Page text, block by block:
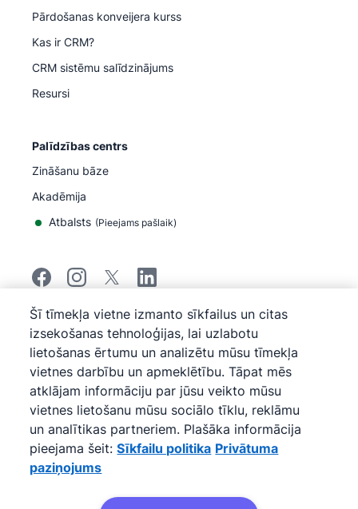
Pārdošanas konveijera kurss
Kas ir CRM?
CRM sistēmu salīdzinājums
Resursi
Palīdzības centrs
Zināšanu bāze
Akadēmija
Atbalsts (Pieejams pašlaik)
© 2026Pipedrive
Pipedrive
Pakalpojumu sniegšanas noteikumi
Pipedrive
Privātuma paziņojums
Vietnes karte
Sīkfailu politika
Sīkfailu preferences
Pipedrive ir uz tīmekļa bāzes veidota pārdošanas CRM
programma.
Šī tīmekļa vietne izmanto sīkfailus un citas
izsekošanas tehnoloģijas, lai uzlabotu
lietošanas ērtumu un analizētu mūsu tīmekļa
vietnes darbību un apmeklētību. Tāpat mēs
atklājam informāciju par jūsu veikto mūsu
vietnes lietošanu mūsu sociālo tīklu, reklāmu
un analītikas partneriem. Plašāka informācija
pieejama šeit: Sīkfailu politika Privātuma
paziņojums